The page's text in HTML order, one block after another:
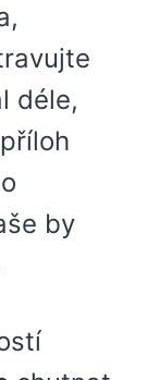
déle,
by